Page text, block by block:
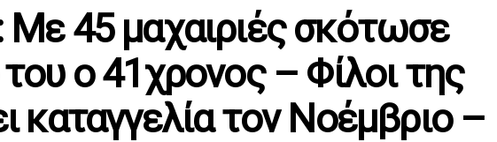
Με 45 μαχαιριές σκότωσε
ο 41χρονος – Φίλοι της
καταγγελία τον Νοέμβριο –